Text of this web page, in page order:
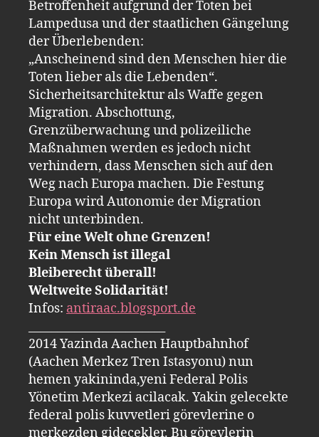
Betroffenheit aufgrund der Toten bei
Lampedusa und der staatlichen Gängelung
der Überlebenden:
„Anscheinend sind den Menschen hier die
Toten lieber als die Lebenden“.
Sicherheitsarchitektur als Waffe gegen
Migration. Abschottung,
Grenzüberwachung und polizeiliche
Maßnahmen werden es jedoch nicht
verhindern, dass Menschen sich auf den
Weg nach Europa machen. Die Festung
Europa wird Autonomie der Migration
nicht unterbinden.
Für eine Welt ohne Grenzen!
Kein Mensch ist illegal
Bleiberecht überall!
Weltweite Solidarität!
Infos: antiraac.blogsport.de
2014 Yazinda Aachen Hauptbahnhof
(Aachen Merkez Tren Istasyonu) nun
hemen yakininda,yeni Federal Polis
Yönetim Merkezi acilacak. Yakin gelecekte
federal polis kuvvetleri görevlerine o
merkezden gidecekler. Bu görevlerin